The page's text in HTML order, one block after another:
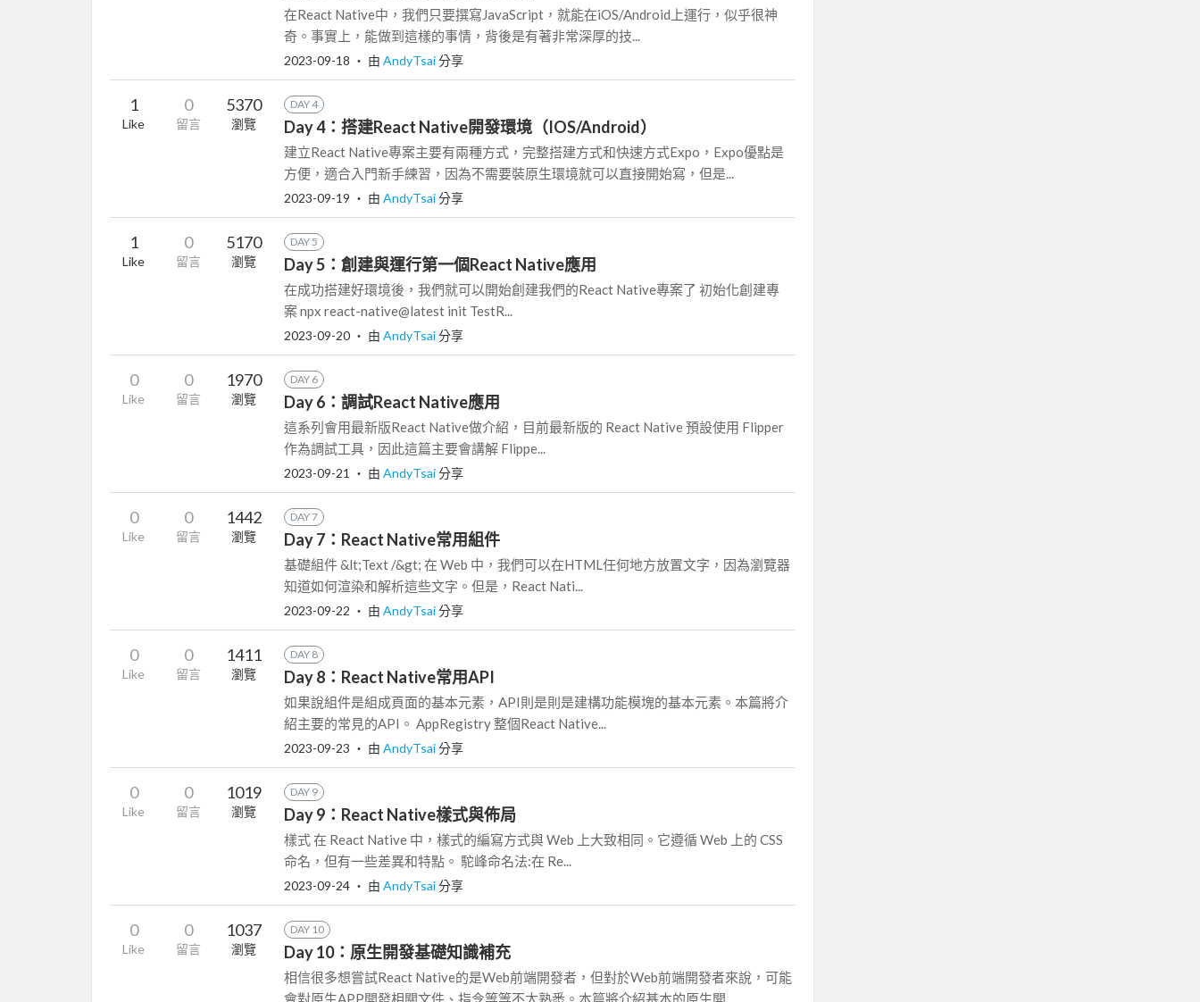
在React Native中，我們只要撰寫JavaScript，就能在iOS/Android上運行，似乎很神
奇。事實上，能做到這樣的事情，背後是有著非常深厚的技...
2023-09-18 ‧ 由 AndyTsai分享
1
Like
0
留言
5370
瀏覽
DAY 4
Day 4：搭建React Native開發環境（IOS/Android）
建立React Native專案主要有兩種方式，完整搭建方式和快速方式Expo，Expo優點是
方便，適合入門新手練習，因為不需要裝原生環境就可以直接開始寫，但是...
2023-09-19 ‧ 由 AndyTsai分享
1
Like
0
留言
5170
瀏覽
DAY 5
Day 5：創建與運行第一個React Native應用
在成功搭建好環境後，我們就可以開始創建我們的React Native專案了 初始化創建專
案 npx react-native@latest init TestR...
2023-09-20 ‧ 由 AndyTsai分享
0
Like
0
留言
1970
瀏覽
DAY 6
Day 6：調試React Native應用
這系列會用最新版React Native做介紹，目前最新版的 React Native 預設使用 Flipper
作為調試工具，因此這篇主要會講解 Flippe...
2023-09-21 ‧ 由 AndyTsai分享
0
Like
0
留言
1442
瀏覽
DAY 7
Day 7：React Native常用組件
基礎組件 &lt;Text /&gt; 在 Web 中，我們可以在HTML任何地方放置文字，因為瀏覽器
知道如何渲染和解析這些文字。但是，React Nati...
2023-09-22 ‧ 由 AndyTsai分享
0
Like
0
留言
1411
瀏覽
DAY 8
Day 8：React Native常用API
如果說組件是組成頁面的基本元素，API則是則是建構功能模塊的基本元素。本篇將介
紹主要的常見的API。 AppRegistry 整個React Native...
2023-09-23 ‧ 由 AndyTsai分享
0
Like
0
留言
1019
瀏覽
DAY 9
Day 9：React Native樣式與佈局
樣式 在 React Native 中，樣式的編寫方式與 Web 上大致相同。它遵循 Web 上的 CSS
命名，但有一些差異和特點。 駝峰命名法:在 Re...
2023-09-24 ‧ 由 AndyTsai分享
0
Like
0
留言
1037
瀏覽
DAY 10
Day 10：原生開發基礎知識補充
相信很多想嘗試React Native的是Web前端開發者，但對於Web前端開發者來說，可能
會對原生APP開發相關文件、指令等等不太熟悉。本篇將介紹基本的原生開...